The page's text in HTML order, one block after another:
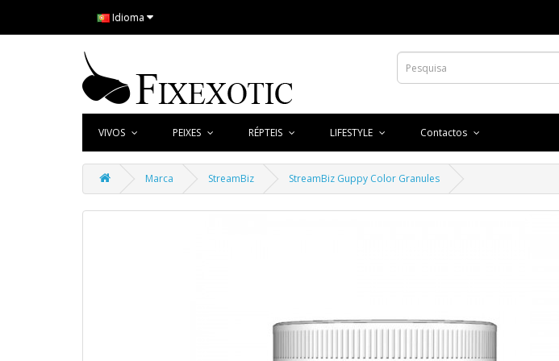
Idioma
VIVOS PEIXES RÉPTEIS LIFESTYLE Contactos
Marca StreamBiz StreamBiz Guppy Color Granules